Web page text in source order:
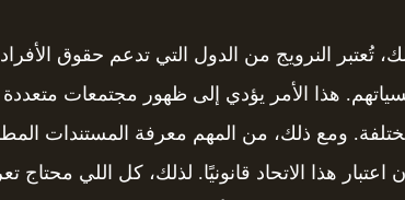
تُعتبر النرويج من الدول التي تدعم حقوق
هذا الأمر يؤدي إلى ظهور مجتمعات متعددة
ومع ذلك، من المهم معرفة المستندات
هذا الاتحاد قانونيًا. لذلك، كل اللي محتاج